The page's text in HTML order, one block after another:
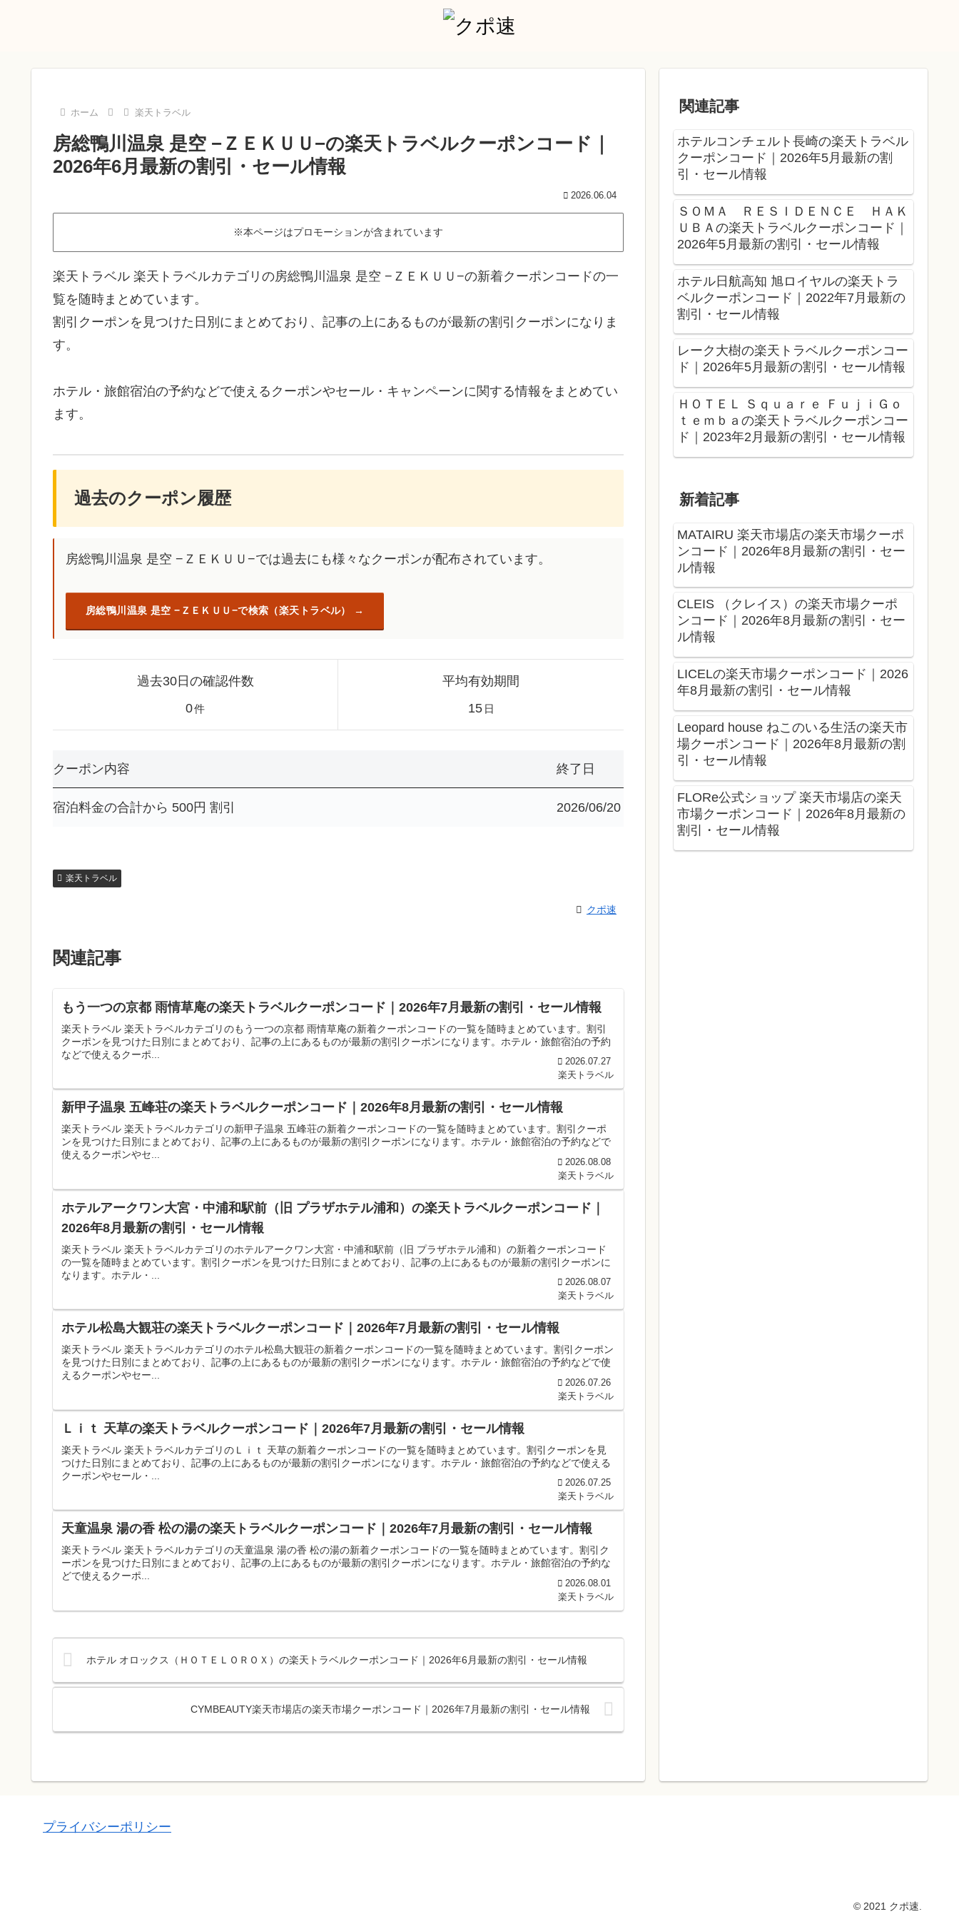
ホーム 楽天トラベル
房総鴨川温泉 是空 −ＺＥＫＵＵ−の楽天トラベルクーポンコード｜
2026年6月最新の割引・セール情報
2026.06.04
※本ページはプロモーションが含まれています
楽天トラベル 楽天トラベルカテゴリの房総鴨川温泉 是空 −ＺＥＫＵＵ−の新着クーポンコードの一
覧を随時まとめています。
割引クーポンを見つけた日別にまとめており、記事の上にあるものが最新の割引クーポンになりま
す。
ホテル・旅館宿泊の予約などで使えるクーポンやセール・キャンペーンに関する情報をまとめてい
ます。
過去のクーポン履歴
房総鴨川温泉 是空 −ＺＥＫＵＵ−では過去にも様々なクーポンが配布されています。
房総鴨川温泉 是空 −ＺＥＫＵＵ−で検索（楽天トラベル）
過去30日の確認件数
0件
平均有効期間
15 日
クーポン内容 終了日
宿泊料金の合計から 500円 割引 2026/06/20
楽天トラベル
クポ速
関連記事
もう一つの京都 雨情草庵の楽天トラベルクーポンコード｜2026年7月最新の割引・セール情報
楽天トラベル 楽天トラベルカテゴリのもう一つの京都 雨情草庵の新着クーポンコードの一覧を随時まとめています。割引
クーポンを見つけた日別にまとめており、記事の上にあるものが最新の割引クーポンになります。ホテル・旅館宿泊の予約
などで使えるクーポ...
2026.07.27
楽天トラベル
新甲子温泉 五峰荘の楽天トラベルクーポンコード｜2026年8月最新の割引・セール情報
楽天トラベル 楽天トラベルカテゴリの新甲子温泉 五峰荘の新着クーポンコードの一覧を随時まとめています。割引クーポ
ンを見つけた日別にまとめており、記事の上にあるものが最新の割引クーポンになります。ホテル・旅館宿泊の予約などで
使えるクーポンやセ...
2026.08.08
楽天トラベル
ホテルアークワン大宮・中浦和駅前（旧 プラザホテル浦和）の楽天トラベルクーポンコード｜
2026年8月最新の割引・セール情報
楽天トラベル 楽天トラベルカテゴリのホテルアークワン大宮・中浦和駅前（旧 プラザホテル浦和）の新着クーポンコード
の一覧を随時まとめています。割引クーポンを見つけた日別にまとめており、記事の上にあるものが最新の割引クーポンに
なります。ホテル・...
2026.08.07
楽天トラベル
ホテル松島大観荘の楽天トラベルクーポンコード｜2026年7月最新の割引・セール情報
楽天トラベル 楽天トラベルカテゴリのホテル松島大観荘の新着クーポンコードの一覧を随時まとめています。割引クーポン
を見つけた日別にまとめており、記事の上にあるものが最新の割引クーポンになります。ホテル・旅館宿泊の予約などで使
えるクーポンやセー...
2026.07.26
楽天トラベル
Ｌｉｔ 天草の楽天トラベルクーポンコード｜2026年7月最新の割引・セール情報
楽天トラベル 楽天トラベルカテゴリのＬｉｔ 天草の新着クーポンコードの一覧を随時まとめています。割引クーポンを見
つけた日別にまとめており、記事の上にあるものが最新の割引クーポンになります。ホテル・旅館宿泊の予約などで使える
クーポンやセール・...
2026.07.25
楽天トラベル
天童温泉 湯の香 松の湯の楽天トラベルクーポンコード｜2026年7月最新の割引・セール情報
楽天トラベル 楽天トラベルカテゴリの天童温泉 湯の香 松の湯の新着クーポンコードの一覧を随時まとめています。割引ク
ーポンを見つけた日別にまとめており、記事の上にあるものが最新の割引クーポンになります。ホテル・旅館宿泊の予約な
どで使えるクーポ...
2026.08.01
楽天トラベル
ホテル オロックス（ＨＯＴＥＬＯＲＯＸ）の楽天トラベルクーポンコード｜2026年6月最新の割引・セール情報
CYMBEAUTY楽天市場店の楽天市場クーポンコード｜2026年7月最新の割引・セール情報
関連記事
ホテルコンチェルト長崎の楽天トラベル
クーポンコード｜2026年5月最新の割
引・セール情報
ＳＯＭＡ ＲＥＳＩＤＥＮＣＥ ＨＡＫ
ＵＢＡの楽天トラベルクーポンコード｜
2026年5月最新の割引・セール情報
ホテル日航高知 旭ロイヤルの楽天トラ
ベルクーポンコード｜2022年7月最新の
割引・セール情報
レーク大樹の楽天トラベルクーポンコー
ド｜2026年5月最新の割引・セール情報
ＨＯＴＥＬ Ｓｑｕａｒｅ ＦｕｊｉＧｏ
ｔｅｍｂａの楽天トラベルクーポンコー
ド｜2023年2月最新の割引・セール情報
新着記事
MATAIRU 楽天市場店の楽天市場クーポ
ンコード｜2026年8月最新の割引・セー
ル情報
CLEIS （クレイス）の楽天市場クーポ
ンコード｜2026年8月最新の割引・セー
ル情報
LICELの楽天市場クーポンコード｜2026
年8月最新の割引・セール情報
Leopard house ねこのいる生活の楽天市
場クーポンコード｜2026年8月最新の割
引・セール情報
FLORe公式ショップ 楽天市場店の楽天
市場クーポンコード｜2026年8月最新の
割引・セール情報
プライバシーポリシー
© 2021 クポ速.